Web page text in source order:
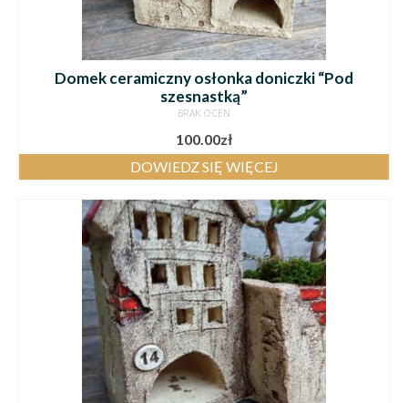
Domek ceramiczny osłonka doniczki “Pod
szesnastką”
BRAK OCEN
100.00zł
DOWIEDZ SIĘ WIĘCEJ